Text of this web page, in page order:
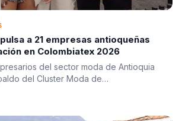
a 21 empresas antioqueñas
en Colombiatex 2026
del sector moda de Antioquia
del Cluster Moda de…